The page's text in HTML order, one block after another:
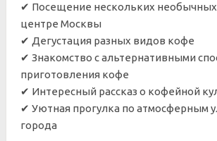
✔ Посещение нескольких
центре Москвы
✔ Дегустация разных видов кофе
✔ Знакомство с альтернативными
приготовления кофе
✔ Интересный рассказ о кофейной
✔ Уютная прогулка по атмосферным
города